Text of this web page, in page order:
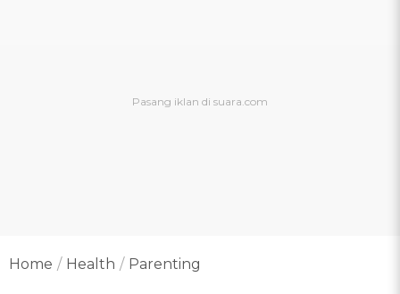
Home Health Parenting